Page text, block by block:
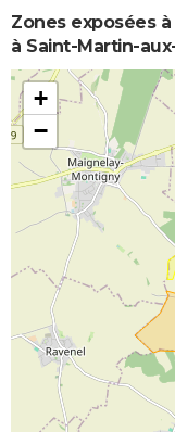
Zones exposées
à Saint-Martin-
+
−